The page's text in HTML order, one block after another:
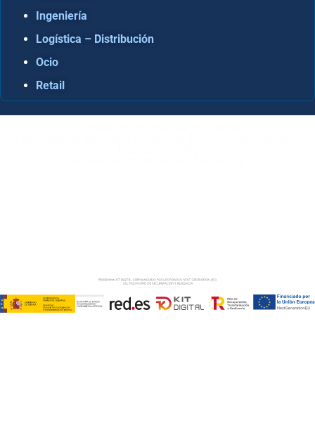
Ingeniería
Logística – Distribución
Ocio
Retail